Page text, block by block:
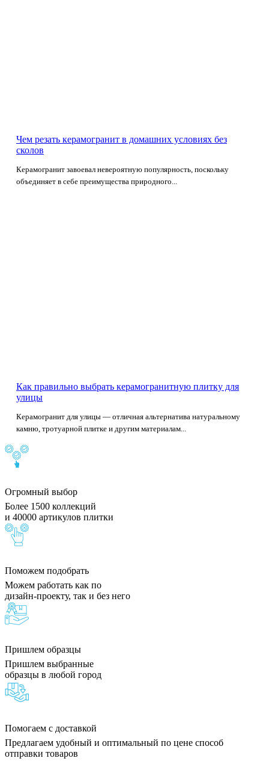
Чем резать керамогранит в домашних условиях без
сколов
Керамогранит завоевал невероятную популярность, поскольку
объединяет в себе преимущества природного...
Как правильно выбрать керамогранитную плитку для
улицы
Керамогранит для улицы — отличная альтернатива натуральному
камню, тротуарной плитке и другим материалам...
Огромный выбор
Более 1500 коллекций
и 40000 артикулов плитки
Поможем подобрать
Можем работать как по
дизайн-проекту, так и без него
Пришлем образцы
Пришлем выбранные
образцы в любой город
Помогаем с доставкой
Предлагаем удобный и оптимальный по цене способ
отправки товаров